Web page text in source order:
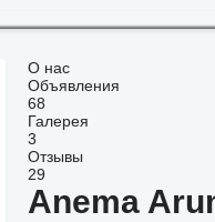
О нас
Объявления
68
Галерея
3
Отзывы
29
Anema